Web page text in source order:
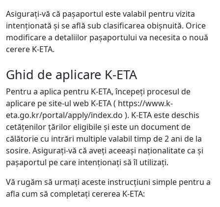
Asigurați-vă că pașaportul este valabil pentru vizita
intenționată și se află sub clasificarea obișnuită. Orice
modificare a detaliilor pașaportului va necesita o nouă
cerere K-ETA.
Ghid de aplicare K-ETA
Pentru a aplica pentru K-ETA, începeți procesul de
aplicare pe site-ul web K-ETA ( https://www.k-
eta.go.kr/portal/apply/index.do ). K-ETA este deschis
cetățenilor țărilor eligibile și este un document de
călătorie cu intrări multiple valabil timp de 2 ani de la
sosire. Asigurați-vă că aveți aceeași naționalitate ca și
pașaportul pe care intenționați să îl utilizați.
Vă rugăm să urmați aceste instrucțiuni simple pentru a
afla cum să completați cererea K-ETA: